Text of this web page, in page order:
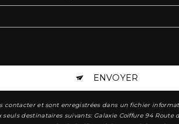
ENVOYER
et sont enregistrées dans un fichier
destinataires suivants: Galaxie Coiffure 94 Route